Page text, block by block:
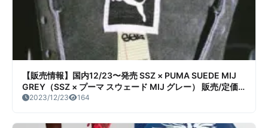
【販売情報】国内12/23〜発売 SSZ × PUMA SUEDE MIJ
GREY（SSZ × プーマ スウェード MIJ グレー） 販売/定価/
店舗まとめ
2023/12/23 164